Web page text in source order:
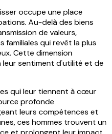
occupe une place
Au-delà des biens
de valeurs,
qui revêt la plus
Cette dimension
sentiment d'utilité et de
qui leur tiennent à cœur
profonde
leurs compétences et
ces hommes trouvent un